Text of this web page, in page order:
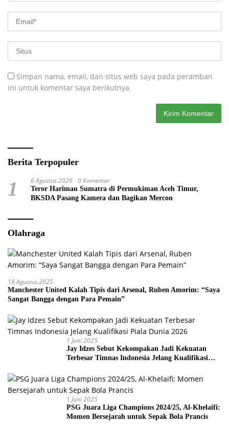
Simpan nama, email, dan situs web saya pada peramban
ini untuk komentar saya berikutnya.
Berita Terpopuler
1 6 Agustus 2026 0 Komentar
Teror Harimau Sumatra di Permukiman Aceh Timur,
BKSDA Pasang Kamera dan Bagikan Mercon
Olahraga
18 Agustus 2025
Manchester United Kalah Tipis dari Arsenal, Ruben Amorim: “Saya
Sangat Bangga dengan Para Pemain”
1 Juni 2025
Jay Idzes Sebut Kekompakan Jadi Kekuatan
Terbesar Timnas Indonesia Jelang Kualifikasi
1 Juni 2025
PSG Juara Liga Champions 2024/25, Al-Khelaifi:
Momen Bersejarah untuk Sepak Bola Prancis